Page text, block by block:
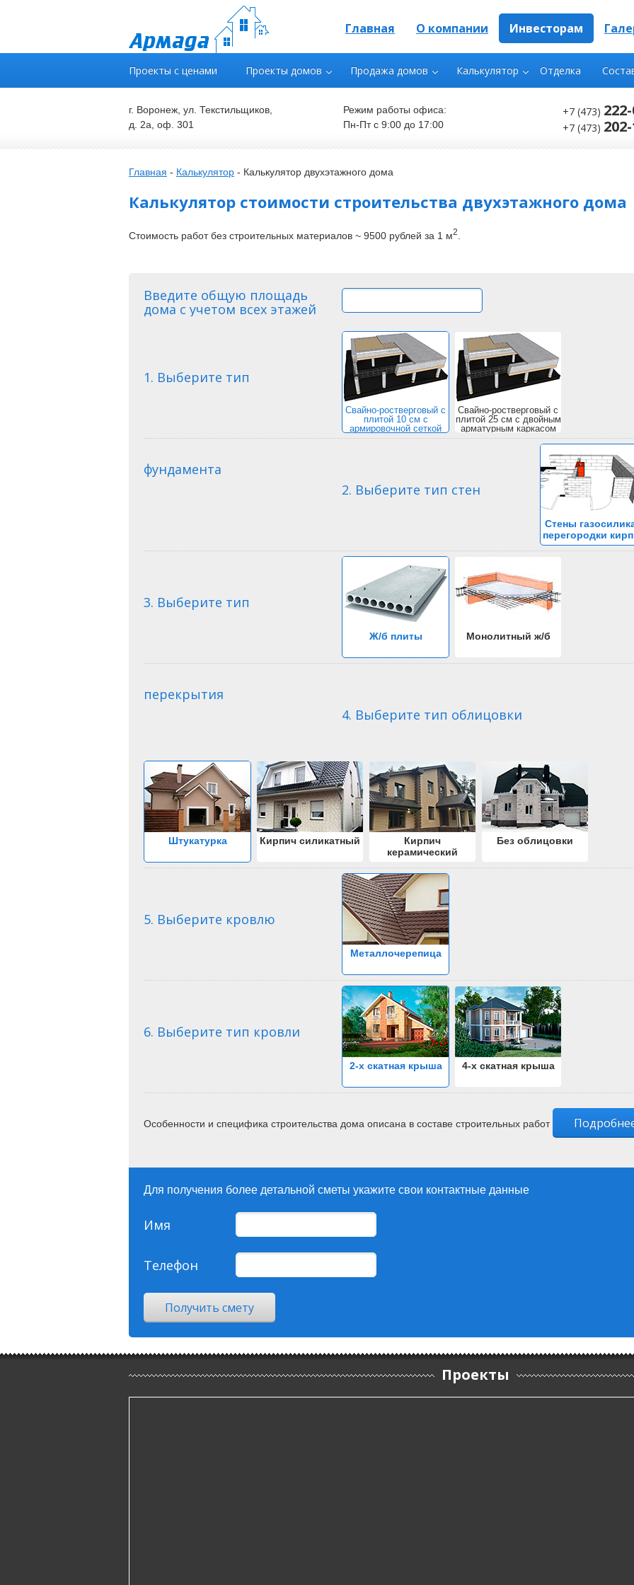
Главная О компании Инвесторам
Проекты с ценами Проекты домов Продажа домов Калькулятор Отделка
г. Воронеж, ул. Текстильщиков,
д. 2а, оф. 301
Режим работы офиса:
Пн-Пт с 9:00 до 17:00
+7 (473)
+7 (473)
Главная - Калькулятор - Калькулятор двухэтажного дома
Калькулятор стоимости строительства двухэтажного дома
Стоимость работ без строительных материалов ~ 9500 рублей за 1 м2
Введите общую площадь
дома с учетом всех этажей
1. Выберите тип
фундамента
Свайно-ростверговый с
плитой 10 см с
армировочной сеткой
Свайно-ростверговый с
плитой 25 см с двойным
арматурным каркасом
2. Выберите тип стен
Стены
перегородки
3. Выберите тип
перекрытия
Ж/б плиты Монолитный ж/б
4. Выберите тип облицовки
Штукатурка Кирпич силикатный
Кирпич
керамический
Без облицовки
5. Выберите кровлю
Металлочерепица
6. Выберите тип кровли
2-х скатная крыша 4-х скатная крыша
Особенности и специфика строительства дома описана в составе строительных работ
Для получения более детальной сметы укажите свои контактные данные
Имя
Телефон
Получить смету
Проекты